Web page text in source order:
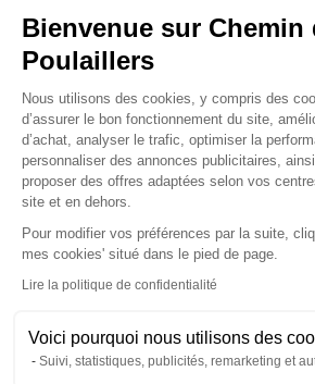
Bienvenue sur Chemin
Poulaillers
Plateforme de Gestion
Nous utilisons des cookies, y compris des
d’assurer le bon fonctionnement du site,
d’achat, analyser le trafic, optimiser la
personnaliser des annonces publicitaires,
proposer des offres adaptées selon vos
site et en dehors.
Pour modifier vos préférences par la suite,
mes cookies' situé dans le pied de page.
Lire la politique de confidentialité
Voici pourquoi nous utilisons des
Suivi, statistiques, publicités, remarketing et
Axeptio consent
Delphine T, suite à une expérience du 11/07/